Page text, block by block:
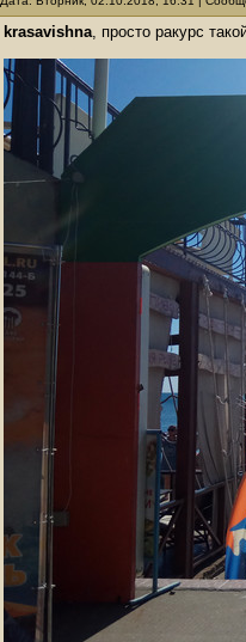
krasavishna, просто ракурс